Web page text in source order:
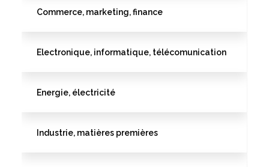
Commerce, marketing, finance
Electronique, informatique, télécomunication
Energie, électricité
Industrie, matières premières